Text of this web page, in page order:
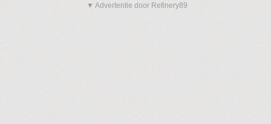
▼ Advertentie door Refinery89